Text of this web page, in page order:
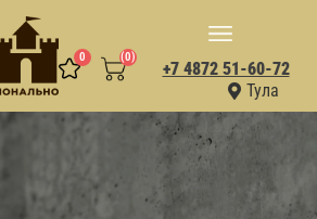
Тула
0 (0)
+7 4872 51-60-72